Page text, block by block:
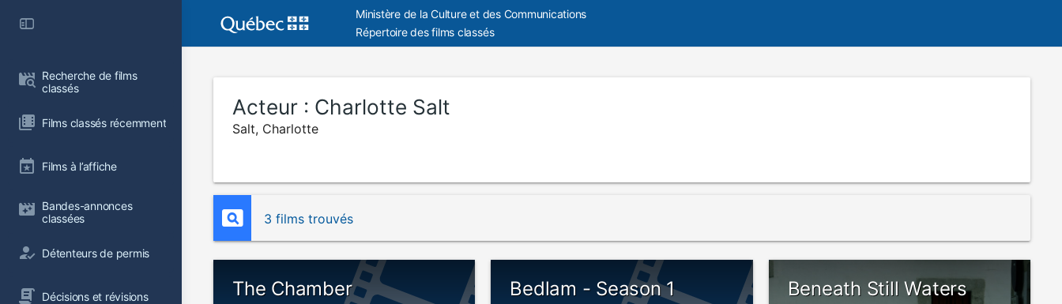
Recherche de films
classés
Films classés récemment
Films à l’affiche
Bandes-annonces
classées
Détenteurs de permis
Décisions et révisions
Ministère de la Culture et des Communications
Répertoire des films classés
Acteur : Charlotte Salt
Salt, Charlotte
3 films trouvés
The Chamber Bedlam - Season 1 Beneath Still Waters